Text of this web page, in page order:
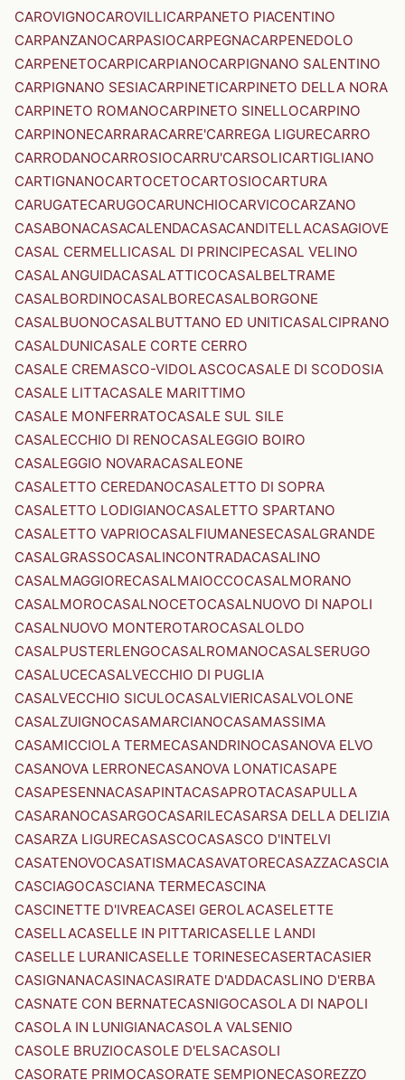
CAROVIGNOCAROVILLICARPANETO PIACENTINO
CARPANZANOCARPASIOCARPEGNACARPENEDOLO
CARPENETOCARPICARPIANOCARPIGNANO SALENTINO
CARPIGNANO SESIACARPINETICARPINETO DELLA NORA
CARPINETO ROMANOCARPINETO SINELLOCARPINO
CARPINONECARRARACARRE'CARREGA LIGURECARRO
CARRODANOCARROSIOCARRU'CARSOLICARTIGLIANO
CARTIGNANOCARTOCETOCARTOSIOCARTURA
CARUGATECARUGOCARUNCHIOCARVICOCARZANO
CASABONACASACALENDACASACANDITELLACASAGIOVE
CASAL CERMELLICASAL DI PRINCIPECASAL VELINO
CASALANGUIDACASALATTICOCASALBELTRAME
CASALBORDINOCASALBORECASALBORGONE
CASALBUONOCASALBUTTANO ED UNITICASALCIPRANO
CASALDUNICASALE CORTE CERRO
CASALE CREMASCO-VIDOLASCOCASALE DI SCODOSIA
CASALE LITTACASALE MARITTIMO
CASALE MONFERRATOCASALE SUL SILE
CASALECCHIO DI RENOCASALEGGIO BOIRO
CASALEGGIO NOVARACASALEONE
CASALETTO CEREDANOCASALETTO DI SOPRA
CASALETTO LODIGIANOCASALETTO SPARTANO
CASALETTO VAPRIOCASALFIUMANESECASALGRANDE
CASALGRASSOCASALINCONTRADACASALINO
CASALMAGGIORECASALMAIOCCOCASALMORANO
CASALMOROCASALNOCETOCASALNUOVO DI NAPOLI
CASALNUOVO MONTEROTAROCASALOLDO
CASALPUSTERLENGOCASALROMANOCASALSERUGO
CASALUCECASALVECCHIO DI PUGLIA
CASALVECCHIO SICULOCASALVIERICASALVOLONE
CASALZUIGNOCASAMARCIANOCASAMASSIMA
CASAMICCIOLA TERMECASANDRINOCASANOVA ELVO
CASANOVA LERRONECASANOVA LONATICASAPE
CASAPESENNACASAPINTACASAPROTACASAPULLA
CASARANOCASARGOCASARILECASARSA DELLA DELIZIA
CASARZA LIGURECASASCOCASASCO D'INTELVI
CASATENOVOCASATISMACASAVATORECASAZZACASCIA
CASCIAGOCASCIANA TERMECASCINA
CASCINETTE D'IVREACASEI GEROLACASELETTE
CASELLACASELLE IN PITTARICASELLE LANDI
CASELLE LURANICASELLE TORINESECASERTACASIER
CASIGNANACASINACASIRATE D'ADDACASLINO D'ERBA
CASNATE CON BERNATECASNIGOCASOLA DI NAPOLI
CASOLA IN LUNIGIANACASOLA VALSENIO
CASOLE BRUZIOCASOLE D'ELSACASOLI
CASORATE PRIMOCASORATE SEMPIONECASOREZZO